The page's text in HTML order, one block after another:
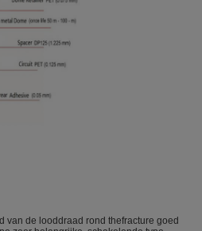
van de looddraad rond thefracture goed